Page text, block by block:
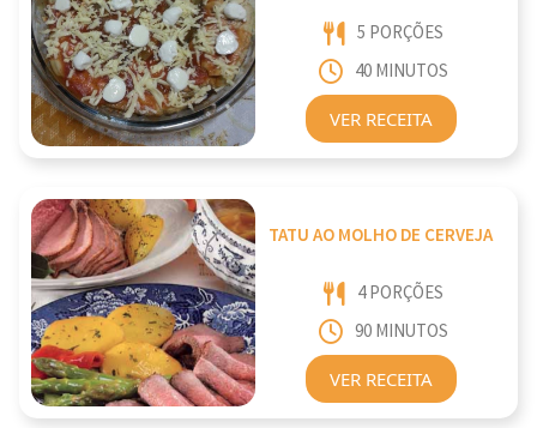
5 PORÇÕES
40 MINUTOS
VER RECEITA
TATU AO MOLHO DE CERVEJA
4 PORÇÕES
90 MINUTOS
VER RECEITA